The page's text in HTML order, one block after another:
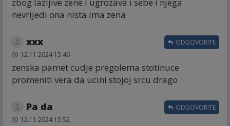
nevrijedi ona nista ima zena
xxx
12.11.2024 15:46
zenska pamet cudje pregolema stotinuce
promeniti vera da ucini stojoj srcu drago
ODGOVORITE
Pa da
12.11.2024 15:52
ODGOVORITE